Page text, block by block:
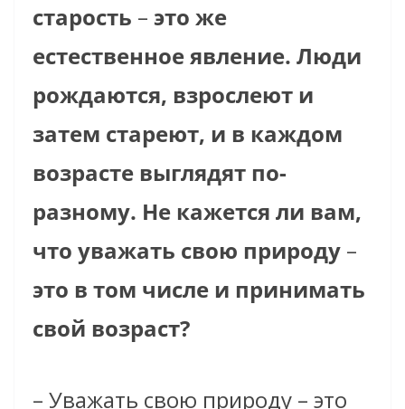
старость – это же
естественное явление. Люди
рождаются, взрослеют и
затем стареют, и в каждом
возрасте выглядят по-
разному. Не кажется ли вам,
что уважать свою природу –
это в том числе и принимать
свой возраст?
– Уважать свою природу – это